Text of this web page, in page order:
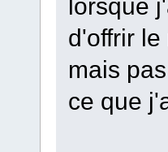
lorsque
d'offrir
mais
ce que